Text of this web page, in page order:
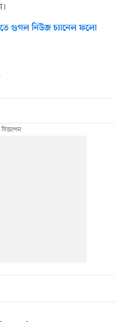
গুগল নিউজ চ্যানেল ফলো